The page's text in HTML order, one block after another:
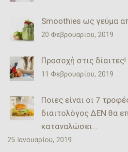
Smoothies ως γεύμα
20 Φεβρουαρίου, 2019
Προσοχή στις δίαιτες!
11 Φεβρουαρίου, 2019
Ποιες είναι οι 7
διαιτολόγος ΔΕΝ θα
καταναλώσει…
25 Ιανουαρίου, 2019